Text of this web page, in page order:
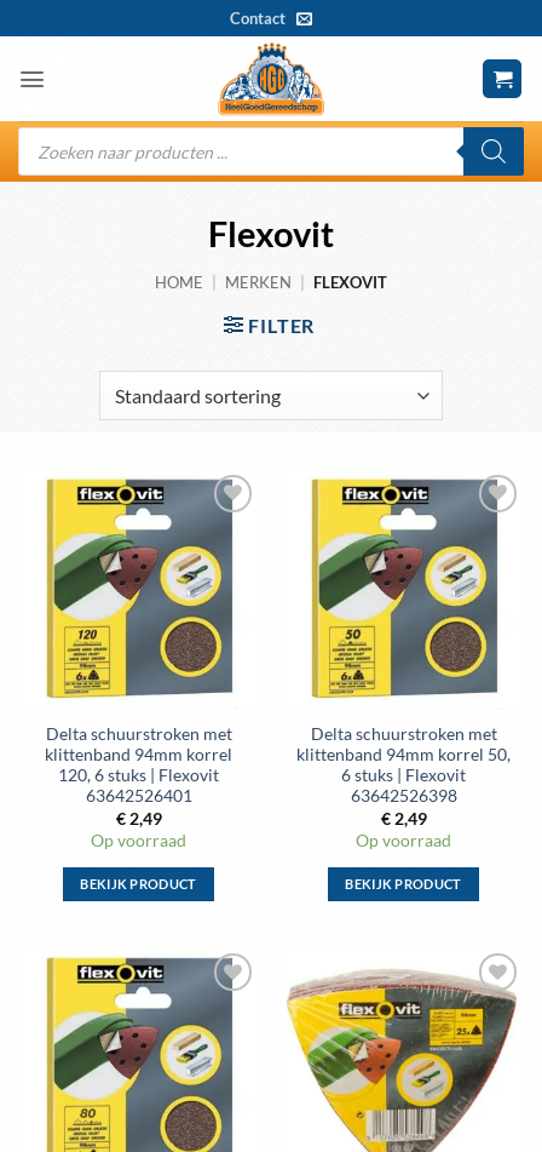
naar
inhoud
Contact
Producten
zoeken
Flexovit
HOME MERKEN FLEXOVIT
FILTER
aan
wenslijst
Delta schuurstroken met
klittenband 94mm korrel
120, 6 stuks | Flexovit
63642526401
€2,49
Op voorraad
BEKIJK PRODUCT
heeft
meerdere
variaties.
Deze
optie
gekozen
worden
aan
wenslijst
Delta schuurstroken met
klittenband 94mm korrel 50,
6 stuks | Flexovit
63642526398
€2,49
Op voorraad
BEKIJK PRODUCT
meerdere
variaties.
Deze
optie
kan
gekozen
worden
aan
wenslijst
Toevoegen
aan
wenslijst